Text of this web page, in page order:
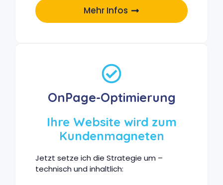
Mehr Infos
OnPage-Optimierung
Ihre Website wird zum
Kundenmagneten
Jetzt setze ich die Strategie um –
technisch und inhaltlich: